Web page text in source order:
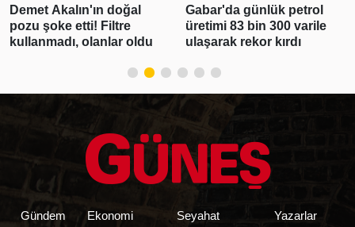
Demet Akalın'ın doğal
pozu şoke etti! Filtre
kullanmadı, olanlar oldu
Gabar'da günlük petrol
üretimi 83 bin 300 varile
ulaşarak rekor kırdı
Gündem
Ekonomi
Seyahat
Yazarlar